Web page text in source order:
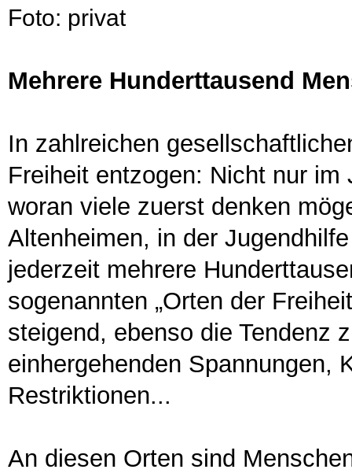
Foto: privat
Mehrere Hunderttausend
In zahlreichen
Freiheit entzogen: Nicht nur
woran viele zuerst denken
Altenheimen, in der
jederzeit mehrere
sogenannten „Orten der
steigend, ebenso die Tendenz
einhergehenden Spannungen,
Restriktionen...
An diesen Orten sind